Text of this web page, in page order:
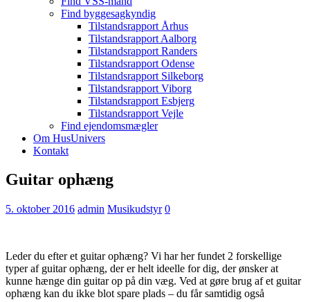
Find byggesagkyndig
Tilstandsrapport Århus
Tilstandsrapport Aalborg
Tilstandsrapport Randers
Tilstandsrapport Odense
Tilstandsrapport Silkeborg
Tilstandsrapport Viborg
Tilstandsrapport Esbjerg
Tilstandsrapport Vejle
Find ejendomsmægler
Om HusUnivers
Kontakt
Guitar ophæng
5. oktober 2016 admin Musikudstyr 0
Leder du efter et guitar ophæng? Vi har her fundet 2 forskellige
typer af guitar ophæng, der er helt ideelle for dig, der ønsker at
kunne hænge din guitar op på din væg. Ved at gøre brug af et guitar
ophæng kan du ikke blot spare plads – du får samtidig også